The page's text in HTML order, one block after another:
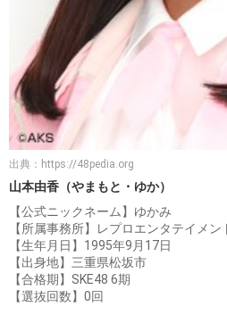
出典： https://48pedia.org
山本由香（やまもと・ゆか）
【公式ニックネーム】ゆかみ
【所属事務所】レプロエンタテイメン
【生年月日】1995年9月17日
【出身地】三重県松坂市
【合格期】SKE48 6期
【選抜回数】0回